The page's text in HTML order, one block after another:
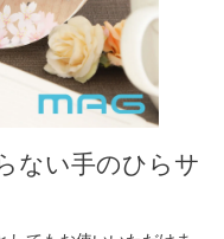
ない手のひらサ